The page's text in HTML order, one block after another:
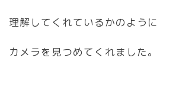
理解してくれているかのように
カメラを見つめてくれました。